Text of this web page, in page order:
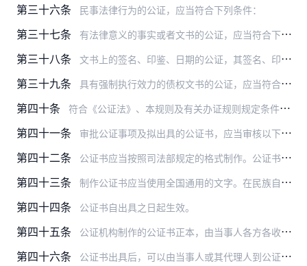
第三十六条 民事法律行为的公证，应当符合下列条件：
第三十七条 有法律意义的事实或者文书的公证，应当符合下列条件：
第三十八条 文书上的签名、印鉴、日期的公证，其签名、印鉴、日期应当准确、属实；文书的副本、影印本等文本的公证，其文本内容应当与原本相符。
第三十九条 具有强制执行效力的债权文书的公证，应当符合下列条件：
第四十条 符合《公证法》、本规则及有关办证规则规定条件的公证事项，由承办公证员拟制公证书，连同被证明的文书、当事人提供的证明材料及核实情况的材料、公证审查意见，报公证机构…
第四十一条 审批公证事项及拟出具的公证书，应当审核以下内容：
第四十二条 公证书应当按照司法部规定的格式制作。公证书包括以下主要内容：
第四十三条 制作公证书应当使用全国通用的文字。在民族自治地方，根据当事人的要求，可以同时制作当地通用的民族文字文本。两种文字的文本，具有同等效力。
第四十四条 公证书自出具之日起生效。
第四十五条 公证机构制作的公证书正本，由当事人各方各收执一份，并可以根据当事人的需要制作若干份副本。公证机构留存公证书原本（审批稿、签发稿）和一份正本归档。
第四十六条 公证书出具后，可以由当事人或其代理人到公证机构领取，也可以应当事人的要求由公证机构发送。当事人或其代理人收到公证书应当在回执上签收。